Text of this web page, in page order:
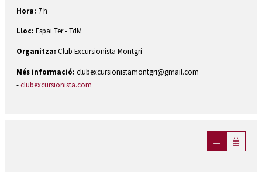
Hora: 7 h
Lloc: Espai Ter - TdM
Organitza: Club Excursionista Montgrí
Més informació: clubexcursionistamontgri@gmail.com
-clubexcursionista.com